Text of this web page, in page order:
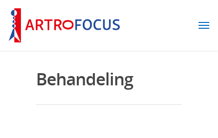
Behandeling